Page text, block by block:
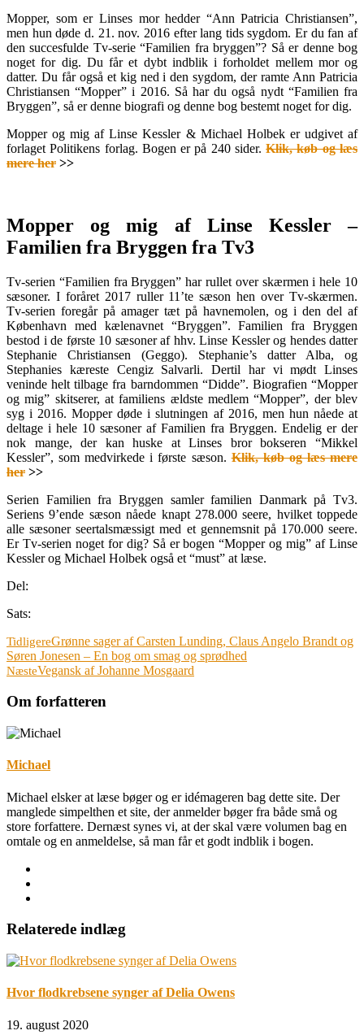
Mopper, som er Linses mor hedder “Ann Patricia Christiansen”,
men hun døde d. 21. nov. 2016 efter lang tids sygdom. Er du fan af
den succesfulde Tv-serie “Familien fra bryggen”? Så er denne bog
noget for dig. Du får et dybt indblik i forholdet mellem mor og
datter. Du får også et kig ned i den sygdom, der ramte Ann Patricia
Christiansen “Mopper” i 2016. Så har du også nydt “Familien fra
Bryggen”, så er denne biografi og denne bog bestemt noget for dig.
Mopper og mig af Linse Kessler & Michael Holbek er udgivet af
forlaget Politikens forlag. Bogen er på 240 sider.Klik, køb og læs
mere her >>
Mopper og mig af Linse Kessler –
Familien fra Bryggen fra Tv3
Tv-serien “Familien fra Bryggen” har rullet over skærmen i hele 10
sæsoner. I foråret 2017 ruller 11’te sæson hen over Tv-skærmen.
Tv-serien foregår på amager tæt på havnemolen, og i den del af
København med kælenavnet “Bryggen”. Familien fra Bryggen
bestod i de første 10 sæsoner af hhv. Linse Kessler og hendes datter
Stephanie Christiansen (Geggo). Stephanie’s datter Alba, og
Stephanies kæreste Cengiz Salvarli. Dertil har vi mødt Linses
veninde helt tilbage fra barndommen “Didde”. Biografien “Mopper
og mig” skitserer, at familiens ældste medlem “Mopper”, der blev
syg i 2016. Mopper døde i slutningen af 2016, men hun nåede at
deltage i hele 10 sæsoner af Familien fra Bryggen. Endelig er der
nok mange, der kan huske at Linses bror bokseren “Mikkel
Kessler”, som medvirkede i første sæson.Klik, køb og læs mere
her >>
Serien Familien fra Bryggen samler familien Danmark på Tv3.
Seriens 9’ende sæson nåede knapt 278.000 seere, hvilket toppede
alle sæsoner seertalsmæssigt med et gennemsnit på 170.000 seere.
Er Tv-serien noget for dig? Så er bogen “Mopper og mig” af Linse
Kessler og Michael Holbek også et “must” at læse.
Del:
Sats:
TidligereGrønne sager af Carsten Lunding, Claus Angelo Brandt og
Søren Jonesen – En bog om smag og sprødhed
NæsteVegansk af Johanne Mosgaard
Om forfatteren
Michael
Michael elsker at læse bøger og er idémageren bag dette site. Der
manglede simpelthen et site, der anmelder bøger fra både små og
store forfattere. Dernæst synes vi, at der skal være volumen bag en
omtale og en anmeldelse, så man får et godt indblik i bogen.
Relaterede indlæg
Hvor flodkrebsene synger af Delia Owens
19. august 2020